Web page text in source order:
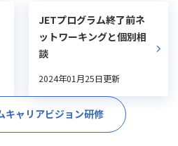
キャリアビジョン研修
JETプログラム終了前ネ
ットワーキングと個別相
談
2024年01月25日更新